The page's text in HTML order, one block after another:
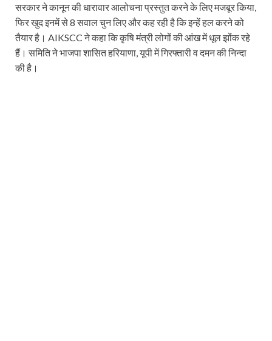
सरकार ने कानून की धारावार आलोचना प्रस्तुत करने के लिए मजबूर किया,
फिर खुद इनमें से 8 सवाल चुन लिए और कह रही है कि इन्हें हल करने को
तैयार है। AIKSCC ने कहा कि कृषि मंत्री लोगों की आंख में धूल झोंंक रहे
हैं। समिति ने भाजपा शासित हरियाणा, यूपी में गिरफ्तारी व दमन की निन्दा
की है।